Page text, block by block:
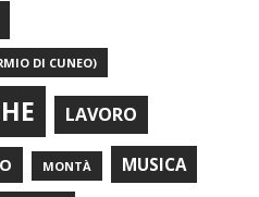
DI CUNEO)
LAVORO
MONTÀ MUSICA